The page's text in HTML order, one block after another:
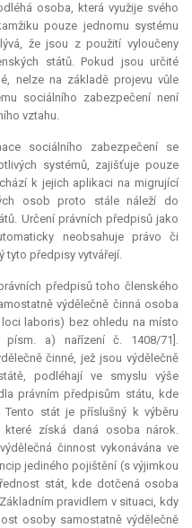
osoba, která využije svého
pouze jednomu systému
že jsou z použití vyloučeny
států. Pokud jsou určité
nelze na základě projevu vůle
sociálního zabezpečení není
vztahu.
sociálního zabezpečení se
systémů, zajišťuje pouze
k jejich aplikaci na migrující
osob proto stále náleží do
Určení právních předpisů jako
neobsahuje právo či
tyto předpisy vytvářejí.
předpisů toho členského
výdělečně činná osoba
loci laboris) bez ohledu na místo
a) nařízení č. 1408/71].
činné, jež jsou výdělečně
podléhají ve smyslu výše
právním předpisům státu, kde
Tento stát je příslušný k výběru
získá daná osoba nárok.
činnost vykonávána ve
jediného pojištění (s výjimkou
stát, kde dotčená osoba
pravidlem v situaci, kdy
osoby samostatně výdělečně